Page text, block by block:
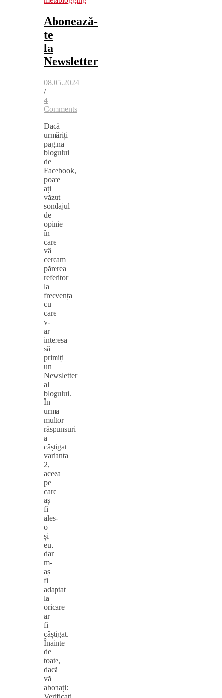
Abonează-
te
la
Newsletter
08.05.2024
/
4
Comments
Dacă
urmăriți
pagina
blogului
de
Facebook,
poate
ați
văzut
sondajul
de
opinie
în
care
vă
ceream
părerea
referitor
la
frecvența
cu
care
v-
ar
interesa
să
primiți
un
Newsletter
al
blogului.
În
urma
multor
răspunsuri
a
câștigat
varianta
2,
aceea
pe
care
aș
fi
ales-
o
și
eu,
dar
m-
aș
fi
adaptat
la
oricare
ar
fi
câștigat.
Înainte
de
toate,
dacă
vă
abonați: